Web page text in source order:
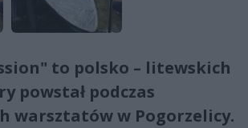
to polsko – litewskich
powstał podczas
warsztatów w Pogorzelicy.